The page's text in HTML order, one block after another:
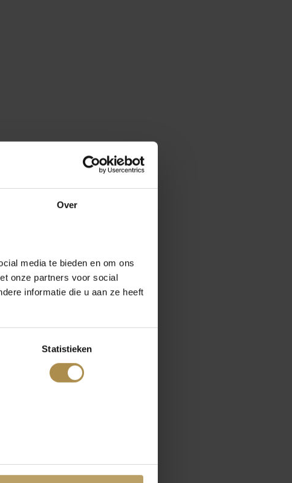
Over
media te bieden en om ons
onze partners voor social
informatie die u aan ze heeft
Statistieken